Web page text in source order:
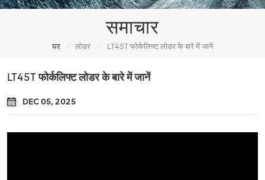
समाचार
घर / लोडर / LT45T फोर्कलिफ्ट लोडर के बारे में जानें
LT45T फोर्कलिफ्ट लोडर के बारे में जानें
DEC 05, 2025